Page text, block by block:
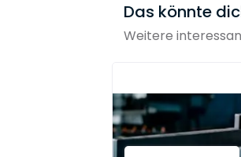
Das könnte
Weitere